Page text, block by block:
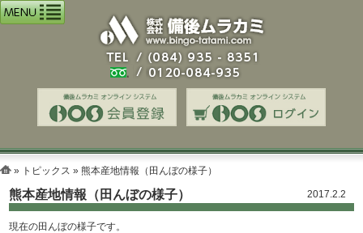
» トピックス » 熊本産地情報（田んぼの様子）
熊本産地情報（田んぼの様子） 2017.2.2
現在の田んぼの様子です。